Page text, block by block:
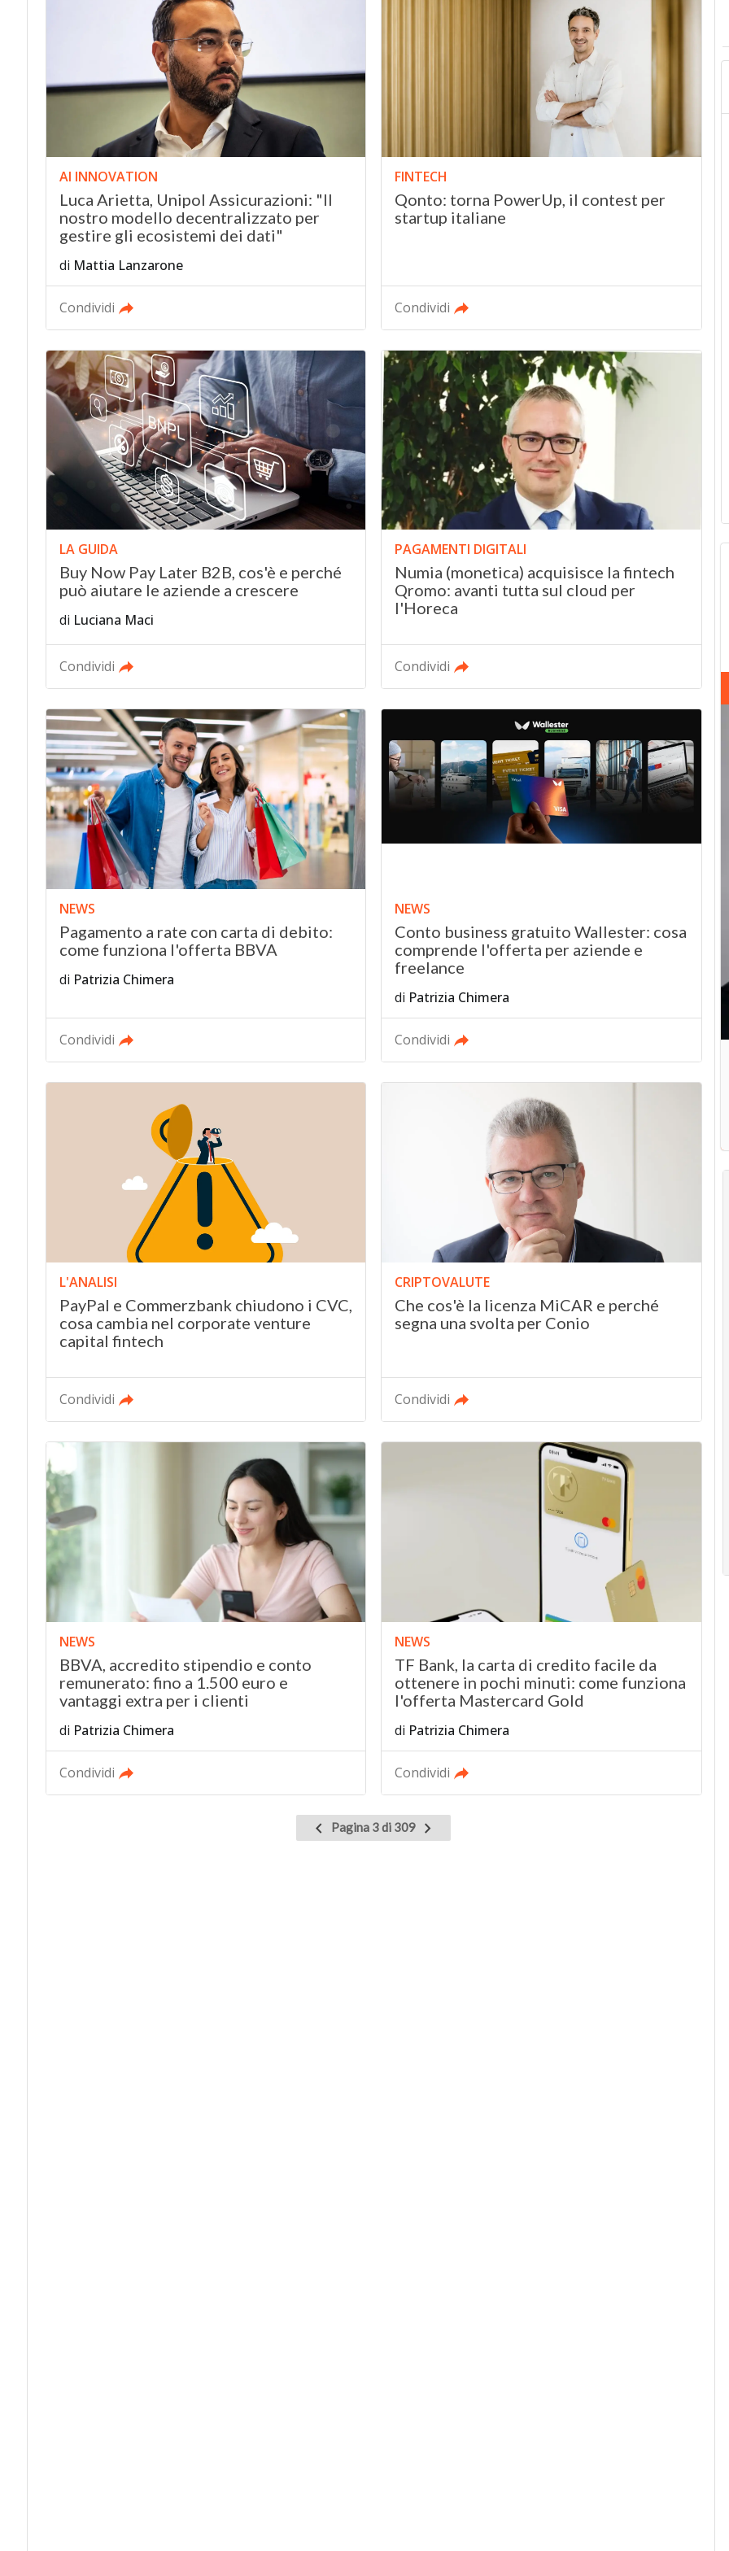
AI INNOVATION
Luca Arietta, Unipol Assicurazioni: "Il
nostro modello decentralizzato per
gestire gli ecosistemi dei dati"
di Mattia Lanzarone
Condividi
FINTECH
Qonto: torna PowerUp, il contest per
startup italiane
Condividi
LA GUIDA
Buy Now Pay Later B2B, cos'è e perché
può aiutare le aziende a crescere
di Luciana Maci
Condividi
PAGAMENTI DIGITALI
Numia (monetica) acquisisce la fintech
Qromo: avanti tutta sul cloud per
l'Horeca
Condividi
NEWS
Pagamento a rate con carta di debito:
come funziona l'offerta BBVA
di Patrizia Chimera
Condividi
NEWS
Conto business gratuito Wallester: cosa
comprende l'offerta per aziende e
freelance
di Patrizia Chimera
Condividi
L'ANALISI
PayPal e Commerzbank chiudono i CVC,
cosa cambia nel corporate venture
capital fintech
Condividi
CRIPTOVALUTE
Che cos'è la licenza MiCAR e perché
segna una svolta per Conio
Condividi
NEWS
BBVA, accredito stipendio e conto
remunerato: fino a 1.500 euro e
vantaggi extra per i clienti
di Patrizia Chimera
Condividi
NEWS
TF Bank, la carta di credito facile da
ottenere in pochi minuti: come funziona
l'offerta Mastercard Gold
di Patrizia Chimera
Condividi
Pagina 3 di 309